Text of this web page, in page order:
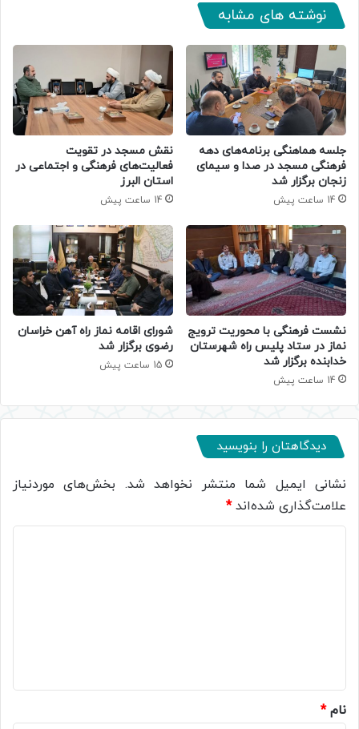
نوشته های مشابه
جلسه هماهنگی برنامه‌های دهه
فرهنگی مسجد در صدا و سیمای
زنجان برگزار شد
14 ساعت پیش
نقش مسجد در تقویت
فعالیت‌های فرهنگی و اجتماعی در
استان البرز
14 ساعت پیش
نشست فرهنگی با محوریت ترویج
نماز در ستاد پلیس راه شهرستان
خدابنده برگزار شد
14 ساعت پیش
شورای اقامه نماز راه آهن خراسان
رضوی برگزار شد
15 ساعت پیش
دیدگاهتان را بنویسید
نشانی ایمیل شما منتشر نخواهد شد. بخش‌های موردنیاز
علامت‌گذاری شده‌اند*
نام*